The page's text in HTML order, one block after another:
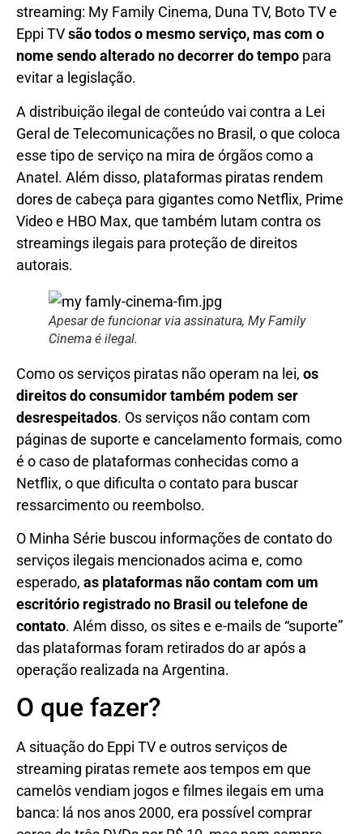
streaming: My Family Cinema, Duna TV, Boto TV e
Eppi TVsão todos o mesmo serviço, mas com o
nome sendo alterado no decorrer do tempo para
evitar a legislação.
A distribuição ilegal de conteúdo vai contra a Lei
Geral de Telecomunicações no Brasil, o que coloca
esse tipo de serviço na mira de órgãos como a
Anatel. Além disso, plataformas piratas rendem
dores de cabeça para gigantes como Netflix, Prime
Video e HBO Max, que também lutam contra os
streamings ilegais para proteção de direitos
autorais.
Apesar de funcionar via assinatura, My Family
Cinema é ilegal.
Como os serviços piratas não operam na lei, os
direitos do consumidor também podem ser
desrespeitados. Os serviços não contam com
páginas de suporte e cancelamento formais, como
é o caso de plataformas conhecidas como a
Netflix, o que dificulta o contato para buscar
ressarcimento ou reembolso.
O Minha Série buscou informações de contato do
serviços ilegais mencionados acima e, como
esperado, as plataformas não contam com um
escritório registrado no Brasil ou telefone de
contato. Além disso, os sites e e-mails de “suporte”
das plataformas foram retirados do ar após a
operação realizada na Argentina.
O que fazer?
A situação do Eppi TV e outros serviços de
streaming piratas remete aos tempos em que
camelôs vendiam jogos e filmes ilegais em uma
banca: lá nos anos 2000, era possível comprar